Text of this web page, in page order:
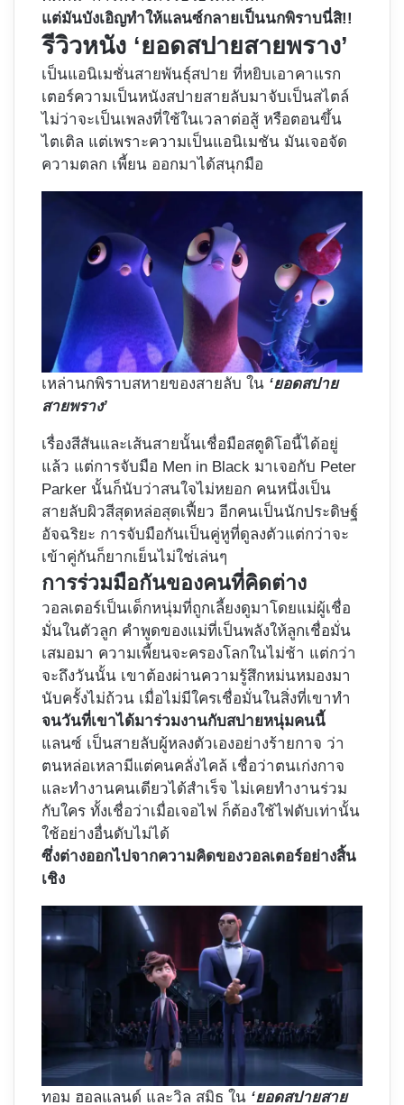
แต่มันบังเอิญทำให้แลนซ์กลายเป็นนกพิราบนี่สิ!!
รีวิวหนัง ‘ยอดสปายสายพราง’
เป็นแอนิเมชั่นสายพันธุ์สปาย ที่หยิบเอาคาแรก
เตอร์ความเป็นหนังสปายสายลับมาจับเป็นสไตล์
ไม่ว่าจะเป็นเพลงที่ใช้ในเวลาต่อสู้ หรือตอนขึ้น
ไตเติล แต่เพราะความเป็นแอนิเมชัน มันเจอจัด
ความตลก เพี้ยน ออกมาได้สนุกมือ
เหล่านกพิราบสหายของสายลับ ใน ‘ยอดสปาย
สายพราง’
เรื่องสีสันและเส้นสายนั้นเชื่อมือสตูดิโอนี้ได้อยู่
แล้ว แต่การจับมือ Men in Black มาเจอกับ Peter
Parker นั้นก็นับว่าสนใจไม่หยอก คนหนึ่งเป็น
สายลับผิวสีสุดหล่อสุดเฟี้ยว อีกคนเป็นนักประดิษฐ์
อัจฉริยะ การจับมือกันเป็นคู่หูที่ดูลงตัวแต่กว่าจะ
เข้าคู่กันก็ยากเย็นไม่ใช่เล่นๆ
การร่วมมือกันของคนที่คิดต่าง
วอลเตอร์เป็นเด็กหนุ่มที่ถูกเลี้ยงดูมาโดยแม่ผู้เชื่อ
มั่นในตัวลูก คำพูดของแม่ที่เป็นพลังให้ลูกเชื่อมั่น
เสมอมา ความเพี้ยนจะครองโลกในไม่ช้า แต่กว่า
จะถึงวันนั้น เขาต้องผ่านความรู้สึกหม่นหมองมา
นับครั้งไม่ถ้วน เมื่อไม่มีใครเชื่อมั่นในสิ่งที่เขาทำ
จนวันที่เขาได้มาร่วมงานกับสปายหนุ่มคนนี้
แลนซ์ เป็นสายลับผู้หลงตัวเองอย่างร้ายกาจ ว่า
ตนหล่อเหลามีแต่คนคลั่งไคล้ เชื่อว่าตนเก่งกาจ
และทำงานคนเดียวได้สำเร็จ ไม่เคยทำงานร่วม
กับใคร ทั้งเชื่อว่าเมื่อเจอไฟ ก็ต้องใช้ไฟดับเท่านั้น
ใช้อย่างอื่นดับไม่ได้
ซึ่งต่างออกไปจากความคิดของวอลเตอร์อย่างสิ้น
เชิง
ทอม ฮอลแลนด์ และวิล สมิธ ใน ‘ยอดสปายสาย